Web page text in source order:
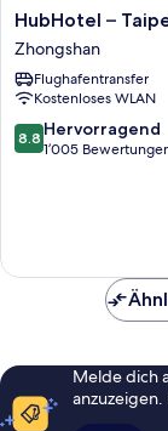
HubHotel
–
Taipei
Songshan
Airport
Branch
Zhongshan
HubHotel –
Zhongshan
Flughafentransfer
Kostenloses WLAN
8.8
von
8.8 Hervorragend
1’005
Melde dich